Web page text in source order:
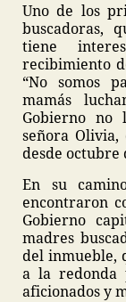
Uno de los
buscadoras,
tiene
recibimiento
“No somos
mamás
Gobierno no
señora Olivia,
desde octubre
En su
encontraron
Gobierno
madres
del inmueble,
a la redonda
aficionados y